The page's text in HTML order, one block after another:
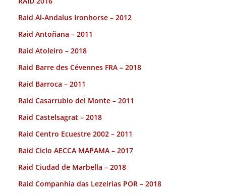
Raid Al-Andalus Ironhorse – 2012
Raid Antoñana – 2011
Raid Atoleiro – 2018
Raid Barre des Cévennes FRA – 2018
Raid Barroca – 2011
Raid Casarrubio del Monte – 2011
Raid Castelsagrat – 2018
Raid Centro Ecuestre 2002 – 2011
Raid Ciclo AECCA MAPAMA – 2017
Raid Ciudad de Marbella – 2018
Raid Companhia das Lezeirias POR – 2018